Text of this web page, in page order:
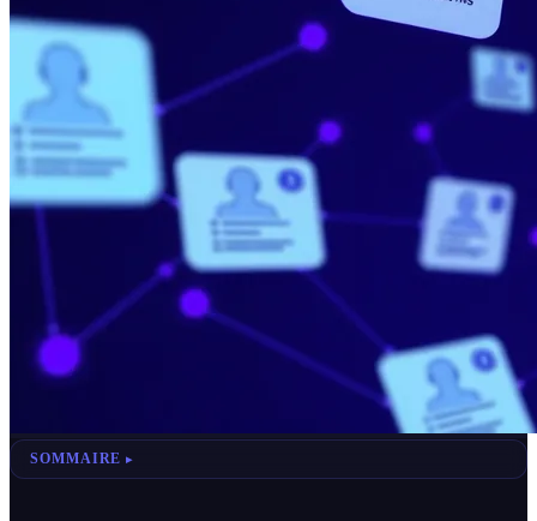
SOMMAIRE